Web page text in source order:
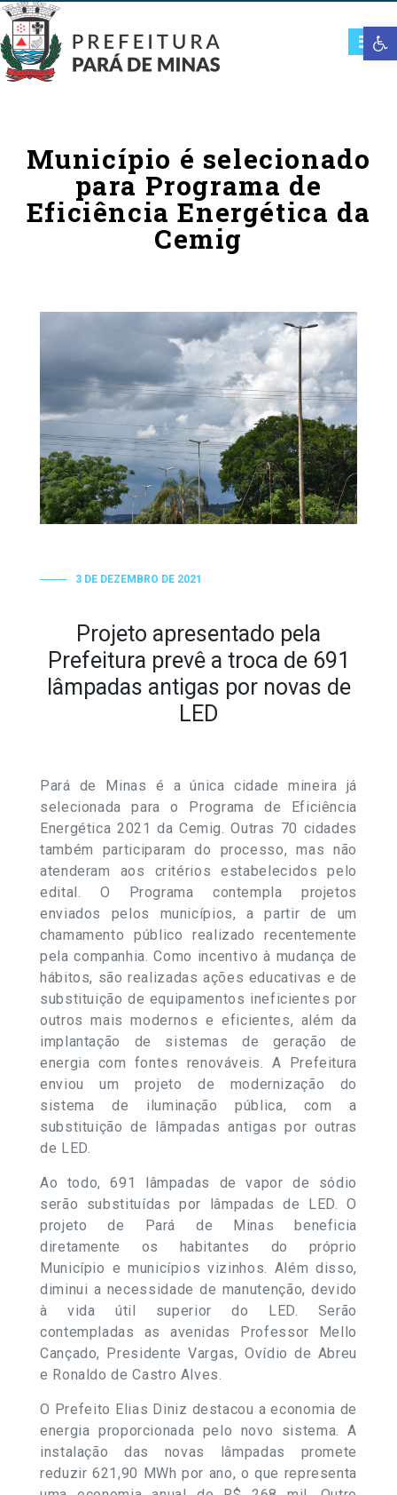
Município é selecionado
para Programa de
Eficiência Energética da
Cemig
3 DE DEZEMBRO DE 2021
Projeto apresentado pela
Prefeitura prevê a troca de 691
lâmpadas antigas por novas de
LED
Pará de Minas é a única cidade mineira já
selecionada para o Programa de Eficiência
Energética 2021 da Cemig. Outras 70 cidades
também participaram do processo, mas não
atenderam aos critérios estabelecidos pelo
edital. O Programa contempla projetos
enviados pelos municípios, a partir de um
chamamento público realizado recentemente
pela companhia. Como incentivo à mudança de
hábitos, são realizadas ações educativas e de
substituição de equipamentos ineficientes por
outros mais modernos e eficientes, além da
implantação de sistemas de geração de
energia com fontes renováveis. A Prefeitura
enviou um projeto de modernização do
sistema de iluminação pública, com a
substituição de lâmpadas antigas por outras
de LED.
Ao todo, 691 lâmpadas de vapor de sódio
serão substituídas por lâmpadas de LED. O
projeto de Pará de Minas beneficia
diretamente os habitantes do próprio
Município e municípios vizinhos. Além disso,
diminui a necessidade de manutenção, devido
à vida útil superior do LED. Serão
contempladas as avenidas Professor Mello
Cançado, Presidente Vargas, Ovídio de Abreu
e Ronaldo de Castro Alves.
O Prefeito Elias Diniz destacou a economia de
energia proporcionada pelo novo sistema. A
instalação das novas lâmpadas promete
reduzir 621,90 MWh por ano, o que representa